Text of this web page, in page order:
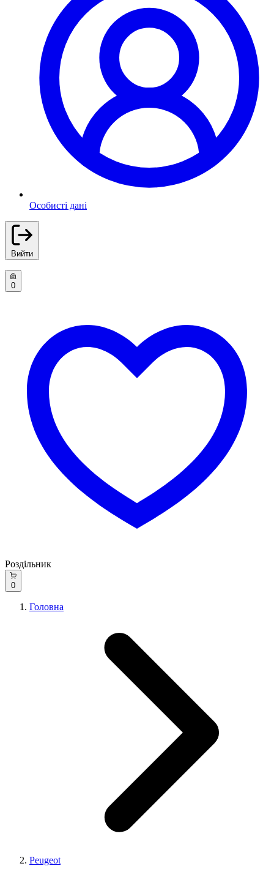
Особисті дані
Вийти
0
Роздільник
0
Головна
Peugeot